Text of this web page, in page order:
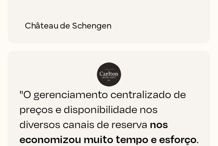
Château de Schengen
"O gerenciamento centralizado de
preços e disponibilidade nos
diversos canais de reserva nos
economizou muito tempo e esforço.